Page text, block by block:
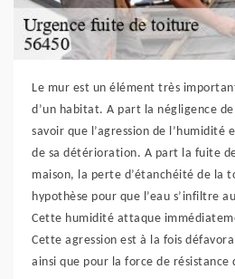
Le mur est un élément très
d’un habitat. A part la négligence
savoir que l’agression de l’humidité
de sa détérioration. A part la fuite
maison, la perte d’étanchéité de la
hypothèse pour que l’eau s’infiltre
Cette humidité attaque
Cette agression est à la fois
ainsi que pour la force de résistance